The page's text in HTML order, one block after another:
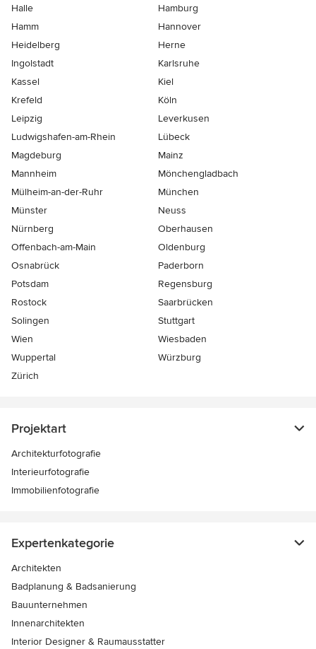
Halle
Hamburg
Hamm
Hannover
Heidelberg
Herne
Ingolstadt
Karlsruhe
Kassel
Kiel
Krefeld
Köln
Leipzig
Leverkusen
Ludwigshafen-am-Rhein
Lübeck
Magdeburg
Mainz
Mannheim
Mönchen­gladbach
Mülheim-an-der-Ruhr
München
Münster
Neuss
Nürnberg
Oberhausen
Offenbach-am-Main
Oldenburg
Osnabrück
Paderborn
Potsdam
Regensburg
Rostock
Saarbrücken
Solingen
Stuttgart
Wien
Wiesbaden
Wuppertal
Würzburg
Zürich
Projektart
Architekturfotografie
Interieurfotografie
Immobilienfotografie
Expertenkategorie
Architekten
Badplanung & Badsanierung
Bauunternehmen
Innenarchitekten
Interior Designer & Raumausstatter